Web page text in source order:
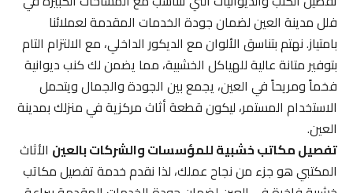
فلل مدينة العين لضمان جودة الخدمات المقدمة لعملائنا
بامتياز. نهتم بتناسق الألوان مع الديكور الداخلي، مع الالتزام التام
بتوفير متانة عالية للهياكل الخشبية، مما يضمن لك كنب ديوانية
فخماً ومريحاً في العين، يجمع بين الجودة والجمال ويتحمل
الاستخدام المستمر، ليكون قطعة أثاث مركزية في منزلك بمدينة
العين.
تفصيل مكاتب خشبية للمؤسسات والشركات بالعينالأثاث
المكتبي هو جزء من نجاح عملك، لذا نقدم خدمة تفصيل مكاتب